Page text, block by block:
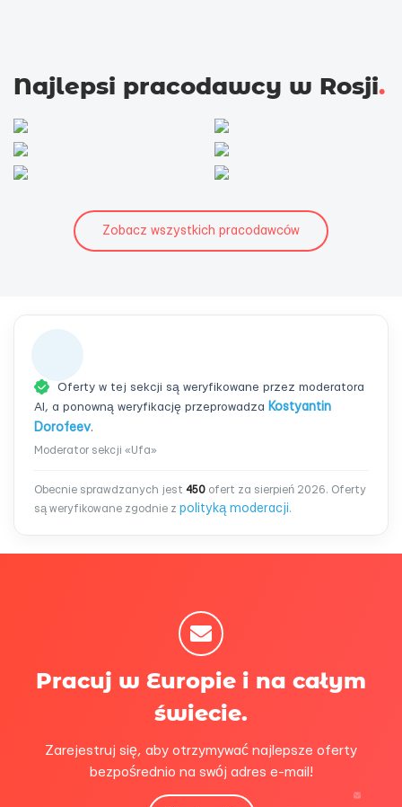
Najlepsi pracodawcy w Rosji.
Zobacz wszystkich pracodawców
Oferty w tej sekcji są weryfikowane przez moderatora
AI, a ponowną weryfikację przeprowadza Kostyantin
Dorofeev.
Moderator sekcji «Ufa»
Obecnie sprawdzanych jest 450 ofert za sierpień 2026. Oferty
są weryfikowane zgodnie z polityką moderacji.
Pracuj w Europie i na całym
świecie.
Zarejestruj się, aby otrzymywać najlepsze oferty
bezpośrednio na swój adres e-mail!